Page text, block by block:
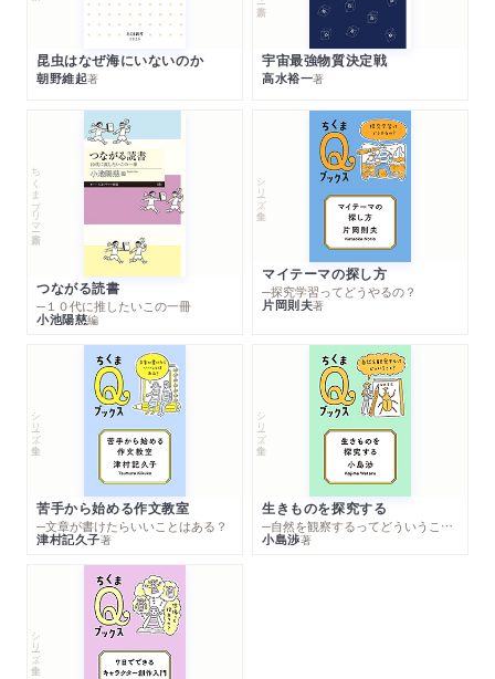
昆虫はなぜ海にいないのか
朝野維起著
宇宙最強物質決定戦
高水裕一著
ちくまプリマー新書
つながる読書
─１０代に推したいこの一冊
小池陽慈編
シリーズ・全集
マイテーマの探し方
─探究学習ってどうやるの？
片岡則夫著
シリーズ・全集
苦手から始める作文教室
─文章が書けたらいいことはある？
津村記久子著
シリーズ・全集
生きものを探究する
─自然を観察するってどういうこと？
小島渉著
シリーズ・全集